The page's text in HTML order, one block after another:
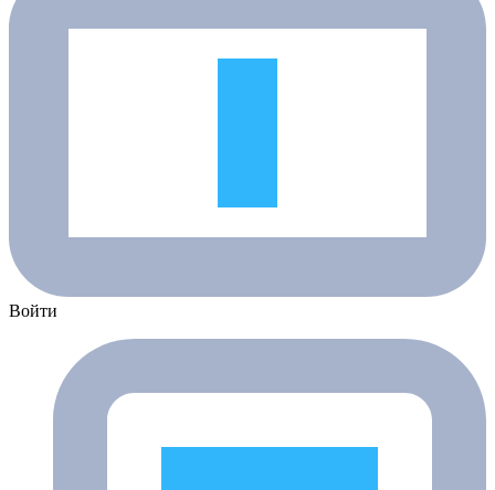
Войти